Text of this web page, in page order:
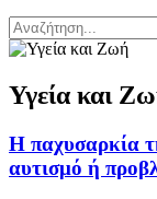
Υγεία και
Η παχυσαρκία
αυτισμό ή